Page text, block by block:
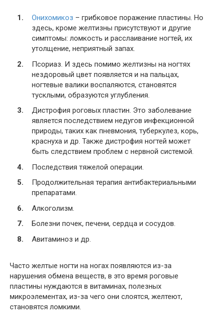
Онихомикоз – грибковое поражение пластины. Но
здесь, кроме желтизны присутствуют и другие
симптомы: ломкость и расслаивание ногтей, их
утолщение, неприятный запах.
Псориаз. И здесь помимо желтизны на ногтях
нездоровый цвет появляется и на пальцах,
ногтевые валики воспаляются, становятся
тусклыми, образуются углубления.
Дистрофия роговых пластин. Это заболевание
является последствием недугов инфекционной
природы, таких как пневмония, туберкулез, корь,
краснуха и др. Также дистрофия ногтей может
быть следствием проблем с нервной системой.
Последствия тяжелой операции.
Продолжительная терапия антибактериальными
препаратами.
Алкоголизм.
Болезни почек, печени, сердца и сосудов.
Авитаминоз и др.
Часто желтые ногти на ногах появляются из-за
нарушения обмена веществ, в это время роговые
пластины нуждаются в витаминах, полезных
микроэлементах, из-за чего они слоятся, желтеют,
становятся ломкими.